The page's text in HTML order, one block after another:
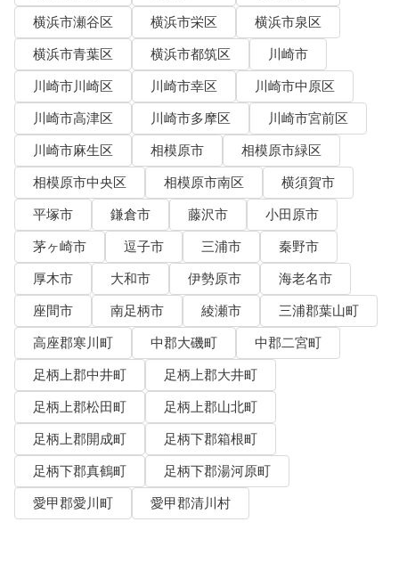
横浜市瀬谷区
横浜市栄区
横浜市泉区
横浜市青葉区
横浜市都筑区
川崎市
川崎市川崎区
川崎市幸区
川崎市中原区
川崎市高津区
川崎市多摩区
川崎市宮前区
川崎市麻生区
相模原市
相模原市緑区
相模原市中央区
相模原市南区
横須賀市
平塚市
鎌倉市 藤沢市
小田原市
茅ヶ崎市
逗子市 三浦市
秦野市
厚木市
大和市 伊勢原市
海老名市
座間市
南足柄市 綾瀬市
三浦郡葉山町
高座郡寒川町
中郡大磯町
中郡二宮町
足柄上郡中井町
足柄上郡大井町
足柄上郡松田町
足柄上郡山北町
足柄上郡開成町
足柄下郡箱根町
足柄下郡真鶴町
足柄下郡湯河原町
愛甲郡愛川町
愛甲郡清川村